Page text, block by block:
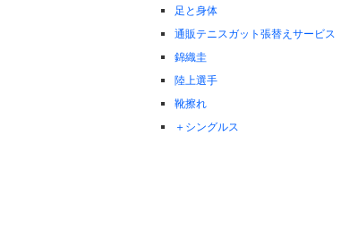
足と身体
通販テニスガット張替えサービス
錦織圭
陸上選手
靴擦れ
＋シングルス